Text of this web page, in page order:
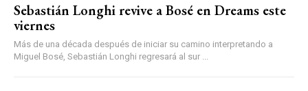
Sebastián Longhi revive a Bosé en Dreams este
viernes
Más de una década después de iniciar su camino interpretando a
Miguel Bosé, Sebastián Longhi regresará al sur ...